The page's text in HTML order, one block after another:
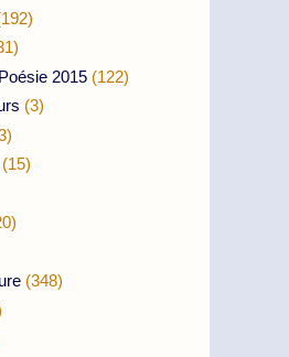
2015 (122)
(3)
(15)
(348)